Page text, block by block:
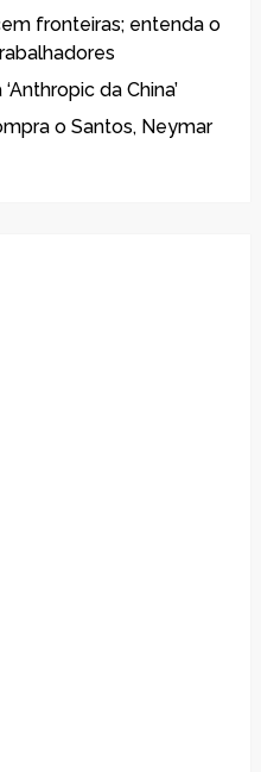
fronteiras; entenda o
da China’
o Santos, Neymar